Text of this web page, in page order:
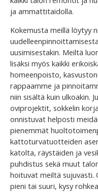
ja ammattitaidolla.
Kokemusta meillä löytyy
uusimisestakin. Meiltä
lisäksi myös kaikki
homeenpoisto,
rappaamme ja
niin sisältä kuin ulkoakin.
oviprojektit, sokkelin
onnistuvat helposti
pienemmät
kattoturvatuotteiden
katolta, räystäiden ja
puhdistus sekä muut
hoituvat meiltä sujuvasti.
pieni tai suuri, kysy